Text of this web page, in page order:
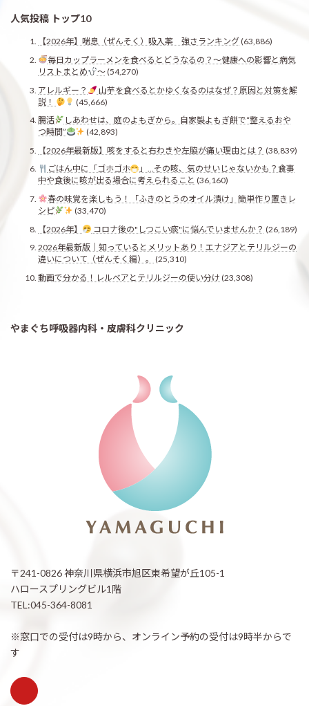
人気投稿 トップ10
【2026年】喘息（ぜんそく）吸入薬 強さランキング(63,886)
毎日カップラーメンを食べるとどうなるの？〜健康への影響と病気
リストまとめ
〜(54,270)
アレルギー？
山芋を食べるとかゆくなるのはなぜ？原因と対策を解
説！
(45,666)
腸活
しあわせは、庭のよもぎから。自家製よもぎ餅で“整えるおや
つ時間”
(42,893)
【2026年最新版】咳をすると右わきや左脇が痛い理由とは？ (38,839)
ごはん中に「ゴホゴホ
」…その咳、気のせいじゃないかも？食事
中や食後に咳が出る場合に考えられること (36,160)
春の味覚を楽しもう！「ふきのとうのオイル漬け」簡単作り置きレ
シピ
(33,470)
【2026年】
コロナ後の"しつこい痰"に悩んでいませんか？ (26,189)
2026年最新版｜知っているとメリットあり！エナジアとテリルジーの
違いについて（ぜんそく編）。
(25,310)
動画で分かる！レルベアとテリルジーの使い分け (23,308)
やまぐち呼吸器内科・皮膚科クリニック
〒241-0826 神奈川県横浜市旭区東希望が丘105-1
ハロースプリングビル1階
TEL:045-364-8081
※窓口での受付は9時から、オンライン予約の受付は9時半からで
す